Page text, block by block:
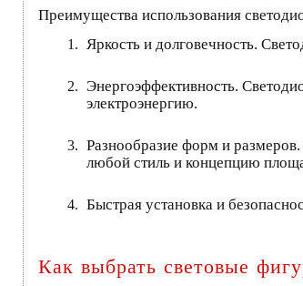
Преимущества использования
Яркость и долговечность.
Энергоэффективность.
электроэнергию.
Разнообразие форм и
любой стиль и концепцию
Быстрая установка и
Как выбрать световые